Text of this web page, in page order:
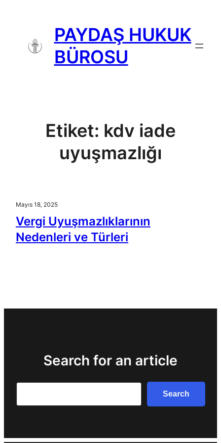
PAYDAŞ HUKUK
BÜROSU
Etiket: kdv iade
uyuşmazlığı
Mayıs 18, 2025
Vergi Uyuşmazlıklarının
Nedenleri ve Türleri
Search for an article
Search